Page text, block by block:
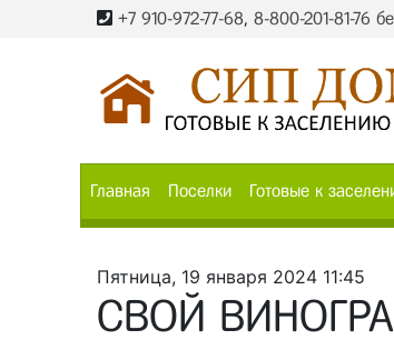
+7 910-972-77-68, 8-800-201-81-76
Главная Поселки Готовые к
Пятница, 19 января 2024 11:45
СВОЙ